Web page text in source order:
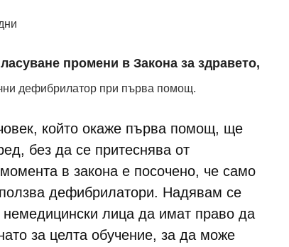
промени в Закона за здравето,
дефибрилатор при първа помощ.
който окаже първа помощ, ще
без да се притеснява от
в закона е посочено, че само
дефибрилатори. Надявам се
лица да имат право да
за целта обучение, за да може